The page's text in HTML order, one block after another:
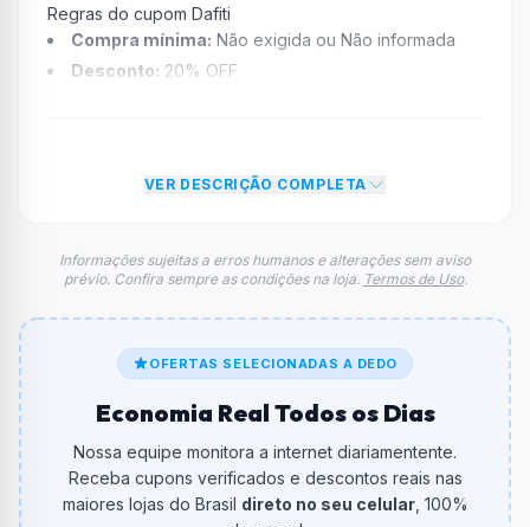
Regras do cupom Dafiti
Compra mínima: Não exigida ou Não informada
Desconto: 20% OFF
Na prática, a empresaDafiti dará um desconto de
cupom.
FAQ – Cupom Dafiti
De quanto é o desconto?
O cupom dá20% OFF em compras.
Qual é o valor minimo de compra?
O valor minimo de compra é Não exigido ou Não
informado.
VER DESCRIÇÃO COMPLETA
Informações sujeitas a erros humanos e alterações sem aviso
prévio. Confira sempre as condições na loja. Termos de Uso.
OFERTAS SELECIONADAS A DEDO
Economia Real Todos os Dias
Nossa equipe monitora a internet diariamentente.
Receba cupons verificados e descontos reais nas
maiores lojas do Brasil direto no seu celular, 100%